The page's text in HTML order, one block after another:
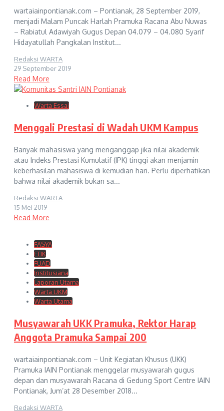
wartaiainpontianak.com – Pontianak, 28 September 2019,
menjadi Malam Puncak Harlah Pramuka Racana Abu Nuwas
– Rabiatul Adawiyah Gugus Depan 04.079 – 04.080 Syarif
Hidayatullah Pangkalan Institut...
Redaksi WARTA
29 September 2019
Read More
Warta Essai
Menggali Prestasi di Wadah UKM Kampus
Banyak mahasiswa yang menganggap jika nilai akademik
atau Indeks Prestasi Kumulatif (IPK) tinggi akan menjamin
keberhasilan mahasiswa di kemudian hari. Perlu diperhatikan
bahwa nilai akademik bukan sa...
Redaksi WARTA
15 Mei 2019
Read More
FASYA
FTIK
FUAD
Institusiana
Laporan Utama
Warta UKM
Warta Utama
Musyawarah UKK Pramuka, Rektor Harap
Anggota Pramuka Sampai 200
wartaiainpontianak.com – Unit Kegiatan Khusus (UKK)
Pramuka IAIN Pontianak menggelar musyawarah gugus
depan dan musyawarah Racana di Gedung Sport Centre IAIN
Pontianak, Jum’at 28 Desember 2018...
Redaksi WARTA